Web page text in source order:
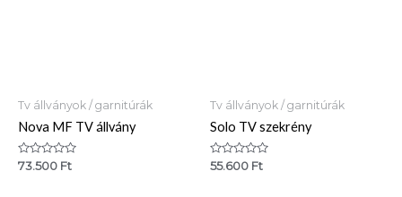
Tv állványok / garnitúrák
Nova MF TV állvány
Értékelés:
73.500 Ft
Tv állványok / garnitúrák
Solo TV szekrény
Értékelés:
55.600 Ft